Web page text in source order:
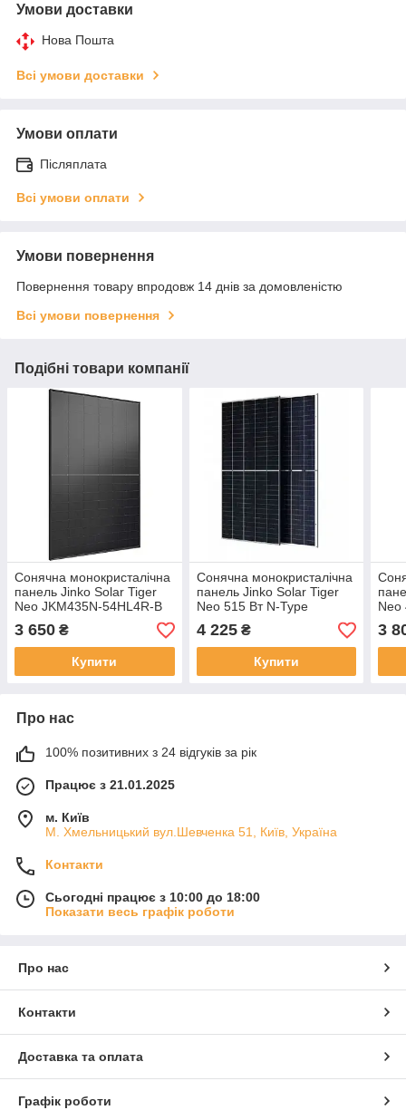
Умови доставки
Нова Пошта
Всі умови доставки
Умови оплати
Післяплата
Всі умови оплати
Умови повернення
Повернення товару впродовж 14 днів за домовленістю
Всі умови повернення
Подібні товари компанії
Сонячна монокристалічна
панель Jinko Solar Tiger
Neo JKM435N-54HL4R-B
435W ( 435 Вт, N-Type
TOPCon, ALL BLACK,
Mono Half-Cell)
3 650 ₴
Купити
Сонячна монокристалічна
панель Jinko Solar Tiger
Neo 515 Вт N-Type
TOPCon Bifacial Dual
Glass Half-Cell 1500V
(JKM515N-54HL4M-BDV)
4 225₴
Купити
Neo
3
Про нас
100% позитивних з 24 відгуків за рік
Працює з 21.01.2025
м. Київ
М. Хмельницький вул.Шевченка 51, Київ, Україна
Контакти
Сьогодні працює з 10:00 до 18:00
Показати весь графік роботи
Про нас
Контакти
Доставка та оплата
Графік роботи